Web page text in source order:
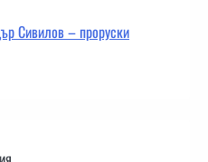
Сивилов – проруски